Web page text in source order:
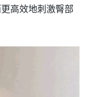
高效地刺激臀部